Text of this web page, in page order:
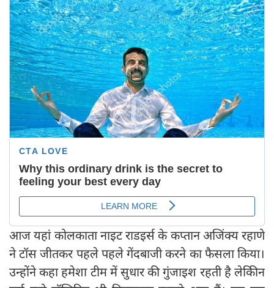
आज यहां कोलकाता नाइट राडइर्स के कप्तान अजिंक्य रहाणे
ने टॉस जीतकर पहले पहले गेंदबाजी करने का फैसला किया।
उन्होंने कहा हमेशा टीम में सुधार की गुंजाइश रहती है लेकीिन